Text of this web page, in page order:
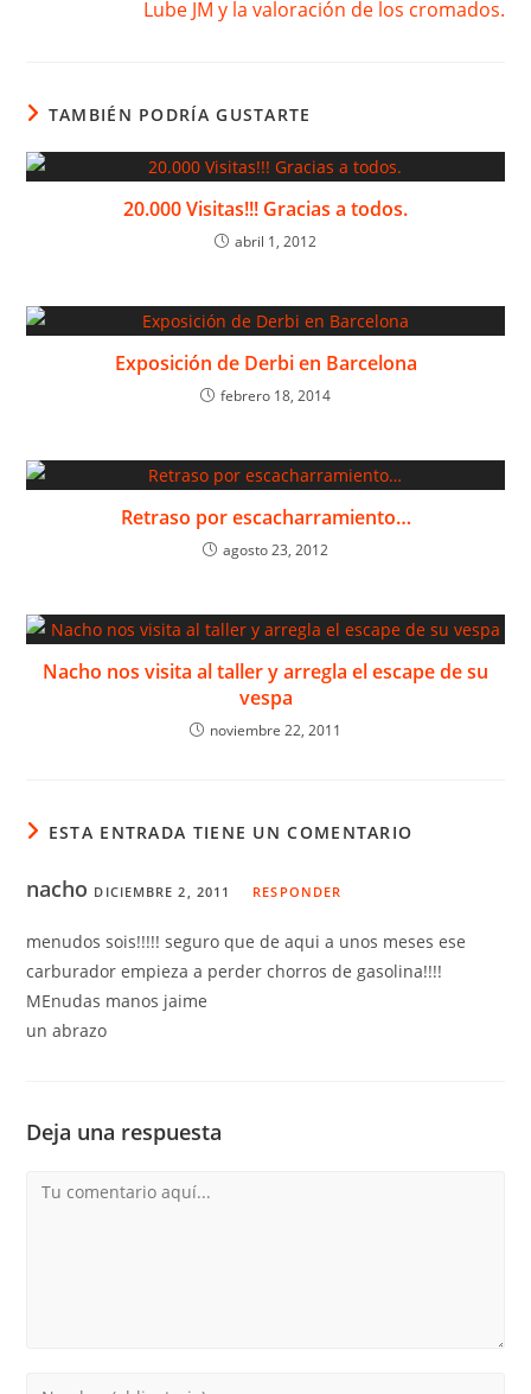
Lube JM y la valoración de los cromados.
TAMBIÉN PODRÍA GUSTARTE
20.000 Visitas!!! Gracias a todos.
abril 1, 2012
Exposición de Derbi en Barcelona
febrero 18, 2014
Retraso por escacharramiento…
agosto 23, 2012
Nacho nos visita al taller y arregla el escape de su
vespa
noviembre 22, 2011
ESTA ENTRADA TIENE UN COMENTARIO
nacho DICIEMBRE 2, 2011 RESPONDER
menudos sois!!!!! seguro que de aqui a unos meses ese
carburador empieza a perder chorros de gasolina!!!!
MEnudas manos jaime
un abrazo
Deja una respuesta
Comentario
Introduce